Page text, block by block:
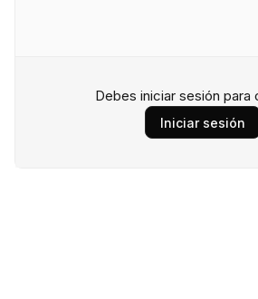
Debes iniciar sesión para
Iniciar sesión